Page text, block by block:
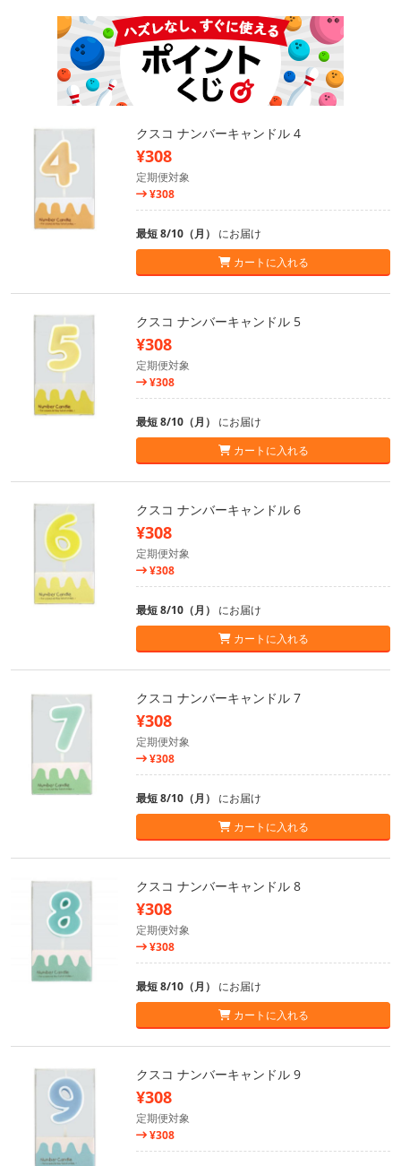
クスコ ナンバーキャンドル 4
¥308
定期便対象
¥308
最短 8/10（月） にお届け
カートに入れる
クスコ ナンバーキャンドル 5
¥308
定期便対象
¥308
最短 8/10（月） にお届け
カートに入れる
クスコ ナンバーキャンドル 6
¥308
定期便対象
¥308
最短 8/10（月） にお届け
カートに入れる
クスコ ナンバーキャンドル 7
¥308
定期便対象
¥308
最短 8/10（月） にお届け
カートに入れる
クスコ ナンバーキャンドル 8
¥308
定期便対象
¥308
最短 8/10（月） にお届け
カートに入れる
クスコ ナンバーキャンドル 9
¥308
定期便対象
¥308